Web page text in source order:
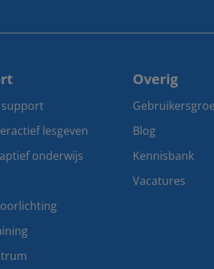
support
lesgeven
onderwijs
Overig
Blog
Kennisbank
Vacatures